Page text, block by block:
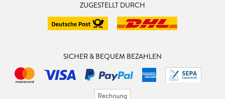
ZUGESTELLT DURCH
SICHER & BEQUEM BEZAHLEN